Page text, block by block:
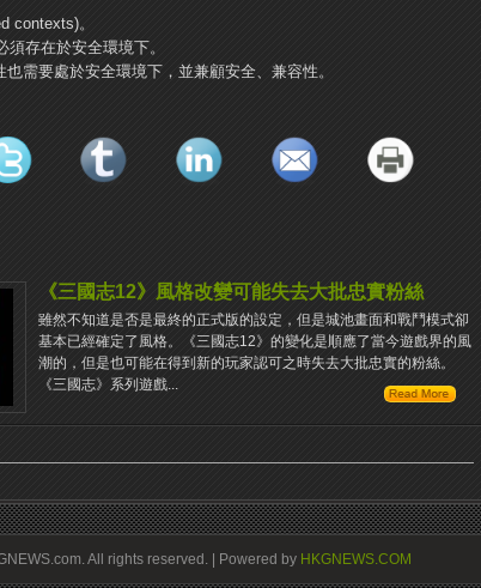
contexts)。
存在於安全環境下。
需要處於安全環境下，並兼顧安全、兼容性。
《三國志12》風格改變可能失去大批忠實粉絲
雖然不知道是否是最終的正式版的設定，但是城池畫面和戰鬥模式卻
基本已經確定了風格。《三國志12》的變化是順應了當今遊戲界的風
潮的，但是也可能在得到新的玩家認可之時失去大批忠實的粉絲。
《三國志》系列遊戲...
All rights reserved. | Powered by HKGNEWS.COM